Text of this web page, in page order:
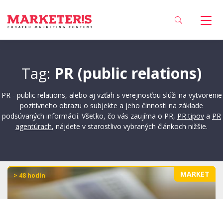
Tag: PR (public relations)
PR - public relations, alebo aj vzťah s verejnosťou slúži na vytvorenie
pozitívneho obrazu o subjekte a jeho činnosti na základe
podsúvaných informácií. Všetko, čo vás zaujíma o PR, PR tipov a PR
agentúrach, nájdete v starostlivo vybraných článkoch nižšie.
MARKET
> 48 hodín